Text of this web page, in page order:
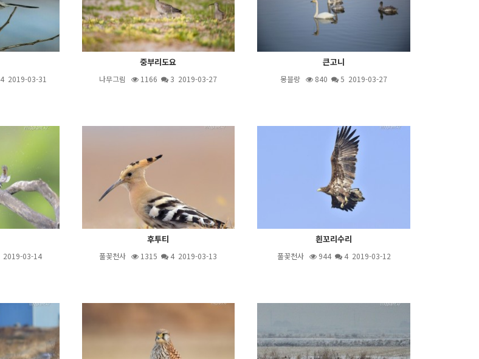
4 2019-03-31
중부리도요
나무그림 1166 3 2019-03-27
큰고니
몽블랑 840 5 2019-03-27
2019-03-14
후투티
풀꽃천사 1315 4 2019-03-13
흰꼬리수리
풀꽃천사 944 42019-03-12